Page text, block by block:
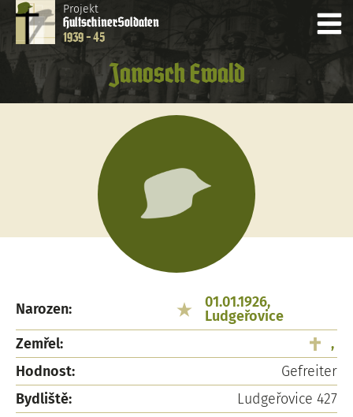
Projekt
HultschinerSoldaten
1939 - 45
Janosch Ewald
Narozen:
01.01.1926,
Ludgeřovice
Zemřel:
,
Hodnost:
Gefreiter
Bydliště:
Ludgeřovice 427